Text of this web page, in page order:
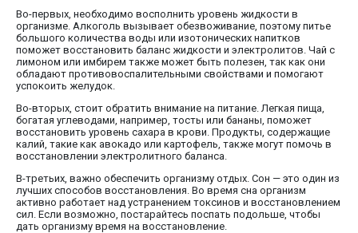
Во-первых, необходимо восполнить уровень жидкости в
организме. Алкоголь вызывает обезвоживание, поэтому питье
большого количества воды или изотонических напитков
поможет восстановить баланс жидкости и электролитов. Чай с
лимоном или имбирем также может быть полезен, так как они
обладают противовоспалительными свойствами и помогают
успокоить желудок.
Во-вторых, стоит обратить внимание на питание. Легкая пища,
богатая углеводами, например, тосты или бананы, поможет
восстановить уровень сахара в крови. Продукты, содержащие
калий, такие как авокадо или картофель, также могут помочь в
восстановлении электролитного баланса.
В-третьих, важно обеспечить организму отдых. Сон — это один из
лучших способов восстановления. Во время сна организм
активно работает над устранением токсинов и восстановлением
сил. Если возможно, постарайтесь поспать подольше, чтобы
дать организму время на восстановление.